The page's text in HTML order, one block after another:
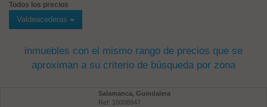
Todos los precios
Valdeacederas
inmuebles con el mismo rango de precios que se
aproximan a su criterio de búsqueda por zona
Salamanca, Guindalera
Ref: 10008947